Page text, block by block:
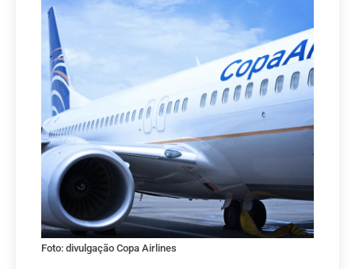
Foto: divulgação Copa Airlines